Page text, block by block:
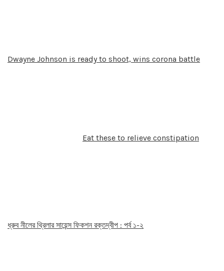
Dwayne Johnson is ready to shoot, wins corona battle
Eat these to relieve constipation
ধ্রুব নীলের থ্রিলার সায়েন্স ফিকশন রক্তদ্বীপ : পর্ব ১-২